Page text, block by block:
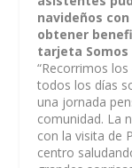
navideños
obtener
tarjeta Somos
“Recorrimos
todos los días
una jornada
comunidad. La
con la visita de
centro